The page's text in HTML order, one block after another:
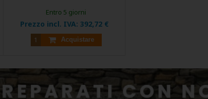
Prezzo incl. IVA: 392,72 €
Acquistare
Entro 5 giorni